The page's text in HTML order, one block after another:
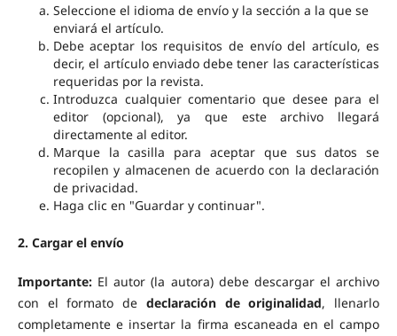
Seleccione el idioma de envío y la sección a la que se
enviará el artículo.
Debe aceptar los requisitos de envío del artículo, es
decir, el artículo enviado debe tener las características
requeridas por la revista.
Introduzca cualquier comentario que desee para el
editor (opcional), ya que este archivo llegará
directamente al editor.
Marque la casilla para aceptar que sus datos se
recopilen y almacenen de acuerdo con la declaración
de privacidad.
Haga clic en "Guardar y continuar".
2. Cargar el envío
Importante:El autor (la autora) debe descargar el archivo
con el formato de declaración de originalidad, llenarlo
completamente e insertar la firma escaneada en el campo